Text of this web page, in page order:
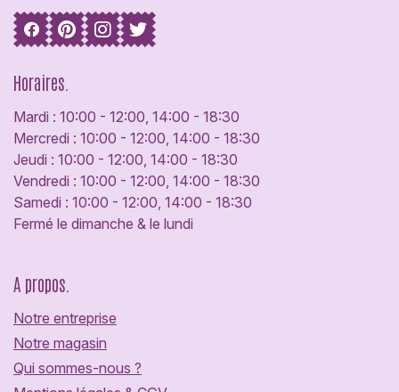
Horaires.
Mardi : 10:00 - 12:00, 14:00 - 18:30
Mercredi : 10:00 - 12:00, 14:00 - 18:30
Jeudi : 10:00 - 12:00, 14:00 - 18:30
Vendredi : 10:00 - 12:00, 14:00 - 18:30
Samedi : 10:00 - 12:00, 14:00 - 18:30
Fermé le dimanche & le lundi
A propos.
Notre entreprise
Notre magasin
Qui sommes-nous ?